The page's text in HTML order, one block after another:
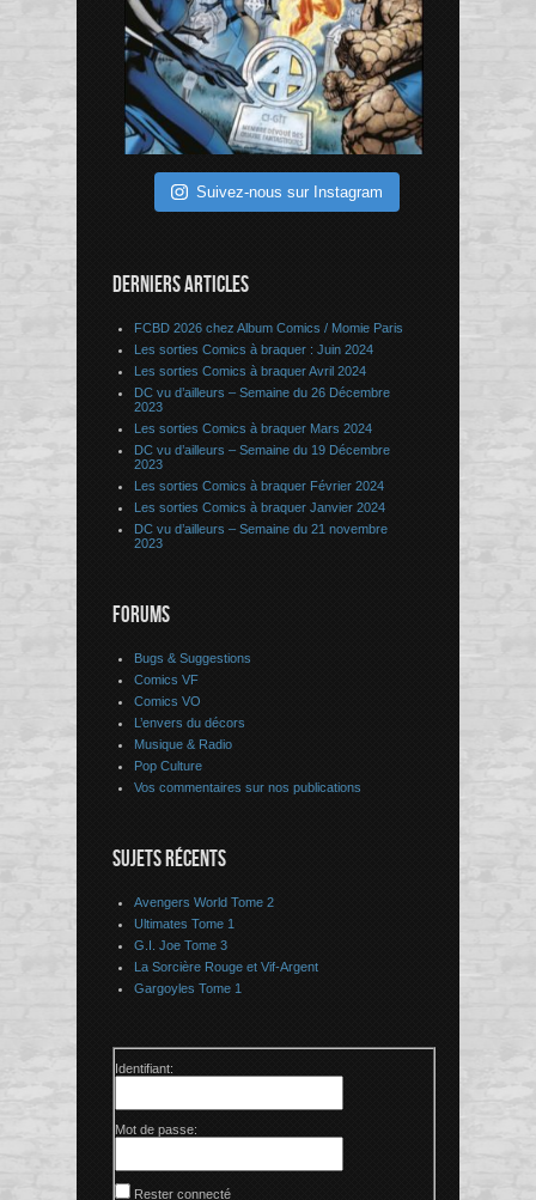
Suivez-nous sur Instagram
DERNIERS ARTICLES
FCBD 2026 chez Album Comics / Momie Paris
Les sorties Comics à braquer : Juin 2024
Les sorties Comics à braquer Avril 2024
DC vu d’ailleurs – Semaine du 26 Décembre
2023
Les sorties Comics à braquer Mars 2024
DC vu d’ailleurs – Semaine du 19 Décembre
2023
Les sorties Comics à braquer Février 2024
Les sorties Comics à braquer Janvier 2024
DC vu d’ailleurs – Semaine du 21 novembre
2023
FORUMS
Bugs & Suggestions
Comics VF
Comics VO
L’envers du décors
Musique & Radio
Pop Culture
Vos commentaires sur nos publications
SUJETS RÉCENTS
Avengers World Tome 2
Ultimates Tome 1
G.I. Joe Tome 3
La Sorcière Rouge et Vif-Argent
Gargoyles Tome 1
Identifiant:
Mot de passe:
Rester connecté